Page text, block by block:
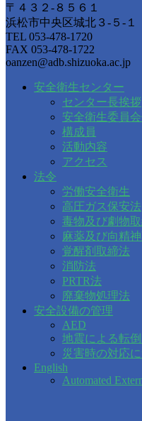
〒４３２-８５６１
浜松市中央区城北３-５-
TEL 053-478-1720
FAX 053-478-1722
oanzen@adb.shizuoka.ac.jp
安全衛生センター
センター長挨拶
安全衛生委員会
構成員
活動内容
アクセス
法令
労働安全衛生
高圧ガス保安法
毒物及び劇物
麻薬及び向精
覚醒剤取締法
消防法
PRTR法
廃棄物処理法
安全設備の管理
AED
地震による転
災害時の対応
English
Automated